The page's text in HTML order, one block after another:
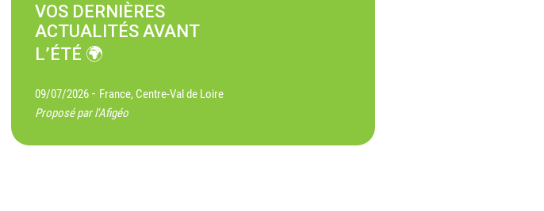
VOS DERNIÈRES
ACTUALITÉS AVANT
L’ÉTÉ 🌍
09/07/2026 - France, Centre-Val de Loire
Proposé par l'Afigéo